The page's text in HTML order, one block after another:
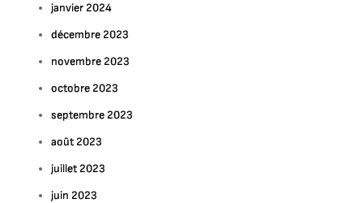
janvier 2024
décembre 2023
novembre 2023
octobre 2023
septembre 2023
août 2023
juillet 2023
juin 2023